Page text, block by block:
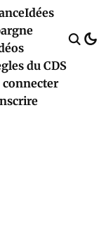
Idées
du CDS
connecter